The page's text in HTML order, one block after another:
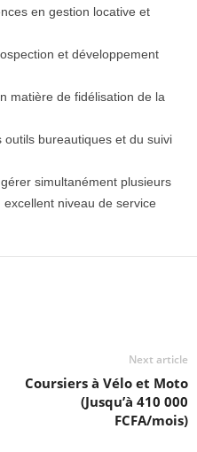
en gestion locative et
et développement
matière de fidélisation de la
bureautiques et du suivi
simultanément plusieurs
niveau de service
Next article
Coursiers à Vélo et Moto
(Jusqu’à 410 000
FCFA/mois)